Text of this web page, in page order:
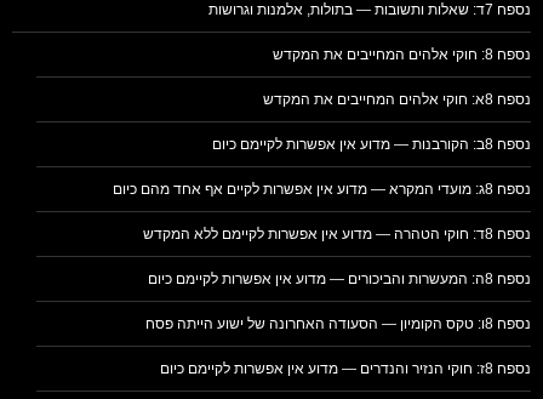
נספח 7ד: שאלות ותשובות — בתולות, אלמנות וגרושות
נספח 8: חוקי אלהים המחייבים את המקדש
נספח 8א: חוקי אלהים המחייבים את המקדש
נספח 8ב: הקורבנות — מדוע אין אפשרות לקיימם כיום
נספח 8ג: מועדי המקרא — מדוע אין אפשרות לקיים אף אחד מהם כיום
נספח 8ד: חוקי הטהרה — מדוע אין אפשרות לקיימם ללא המקדש
נספח 8ה: המעשרות והביכורים — מדוע אין אפשרות לקיימם כיום
נספח 8ו: טקס הקומיון — הסעודה האחרונה של ישוע הייתה פסח
נספח 8ז: חוקי הנזיר והנדרים — מדוע אין אפשרות לקיימם כיום